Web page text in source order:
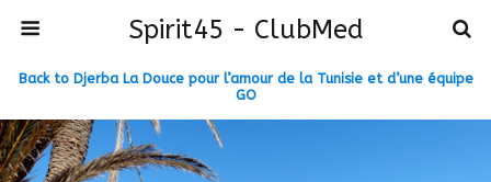
Spirit45 - ClubMed
Back to Djerba La Douce pour l’amour de la Tunisie et d’une équipe
GO